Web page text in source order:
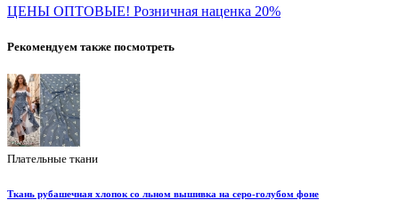
ЦЕНЫ ОПТОВЫЕ! Розничная наценка 20%
Рекомендуем также посмотреть
Плательные ткани
Ткань рубашечная хлопок со льном вышивка на серо-голубом фоне